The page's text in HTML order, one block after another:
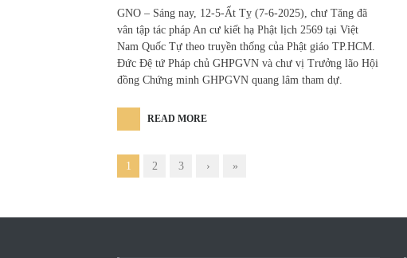
GNO – Sáng nay, 12-5-Ất Tỵ (7-6-2025), chư Tăng đã
vân tập tác pháp An cư kiết hạ Phật lịch 2569 tại Việt
Nam Quốc Tự theo truyền thống của Phật giáo TP.HCM.
Đức Đệ tứ Pháp chủ GHPGVN và chư vị Trưởng lão Hội
đồng Chứng minh GHPGVN quang lâm tham dự.
READ MORE
1 2 3 › »